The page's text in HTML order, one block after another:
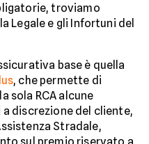
troviamo
Legale e gli Infortuni del
base è quella
, che permette di
sola RCA alcune
discrezione del cliente,
Stradale,
sul premio riservato a